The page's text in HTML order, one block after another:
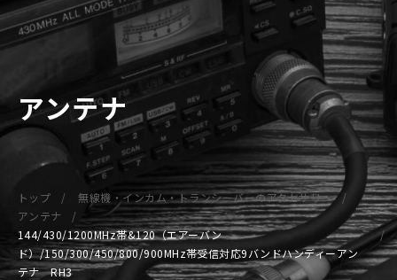
アンテナ
トップ
無線機・インカム・トランシーバーのアクセサリー
アンテナ
144/430/1200MHz帯&120（エアーバン
ド）/150/300/450/800/900MHz帯受信対応9バンドハンディーアン
テナ RH3